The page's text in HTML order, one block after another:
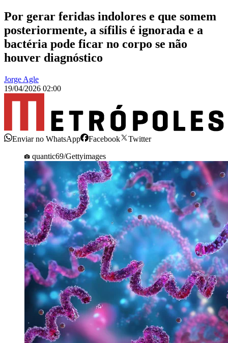
Por gerar feridas indolores e que somem
posteriormente, a sífilis é ignorada e a
bactéria pode ficar no corpo se não
houver diagnóstico
Jorge Agle
19/04/2026 02:00
Enviar no WhatsApp Facebook
Twitter
quantic69/Gettyimages